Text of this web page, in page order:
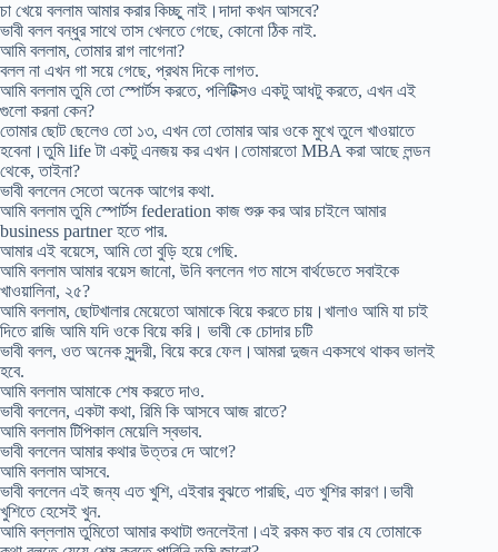
চা খেয়ে বললাম আমার করার কিচ্ছু নাই।দাদা কখন আসবে?
ভাবী বলল বন্ধুর সাথে তাস খেলতে গেছে, কোনো ঠিক নাই.
আমি বললাম, তোমার রাগ লাগেনা?
বলল না এখন গা সয়ে গেছে, প্রথম দিকে লাগত.
আমি বললাম তুমি তো স্পোর্টস করতে, পলিটিক্সও একটু আধটু করতে, এখন এই
গুলো করনা কেন?
তোমার ছোট ছেলেও তো ১৩, এখন তো তোমার আর ওকে মুখে তুলে খাওয়াতে
হবেনা।তুমি life টা একটু এনজয় কর এখন।তোমারতো MBA করা আছে লন্ডন
থেকে, তাইনা?
ভাবী বললেন সেতো অনেক আগের কথা.
আমি বললাম তুমি স্পোর্টস federation কাজ শুরু কর আর চাইলে আমার
business partner হতে পার.
আমার এই বয়েসে, আমি তো বুড়ি হয়ে গেছি.
আমি বললাম আমার বয়েস জানো, উনি বললেন গত মাসে বার্থডেতে সবাইকে
খাওয়ালিনা, ২৫?
আমি বললাম, ছোটখালার মেয়েতো আমাকে বিয়ে করতে চায়।খালাও আমি যা চাই
দিতে রাজি আমি যদি ওকে বিয়ে করি। ভাবী কে চোদার চটি
ভাবী বলল, ওত অনেক সুন্দরী, বিয়ে করে ফেল।আমরা দুজন একসথে থাকব ভালই
হবে.
আমি বললাম আমাকে শেষ করতে দাও.
ভাবী বললেন, একটা কথা, রিমি কি আসবে আজ রাতে?
আমি বললাম টিপিকাল মেয়েলি স্বভাব.
ভাবী বললেন আমার কথার উত্তর দে আগে?
আমি বললাম আসবে.
ভাবী বললেন এই জন্য এত খুশি, এইবার বুঝতে পারছি, এত খুশির কারণ।ভাবী
খুশিতে হেসেই খুন.
আমি বল্ললাম তুমিতো আমার কথাটা শুনলেইনা।এই রকম কত বার যে তোমাকে